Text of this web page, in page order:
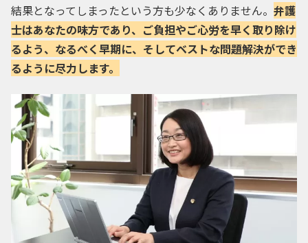
結果となってしまったという方も少なくありません。 弁護
士はあなたの味方であり、ご負担やご心労を早く取り除け
るよう、なるべく早期に、そしてベストな問題解決ができ
るように尽力します。